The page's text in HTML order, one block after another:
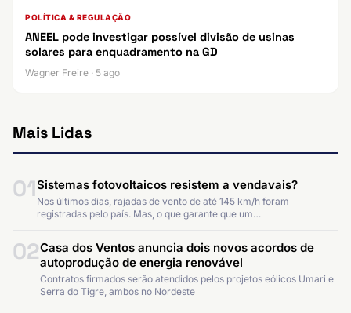
POLÍTICA & REGULAÇÃO
ANEEL pode investigar possível divisão de usinas
solares para enquadramento na GD
Wagner Freire · 5 ago
Mais Lidas
01Sistemas fotovoltaicos resistem a vendavais?
Nos últimos dias, rajadas de vento de até 145 km/h foram
registradas pelo país. Mas, o que garante que um…
02Casa dos Ventos anuncia dois novos acordos de
autoprodução de energia renovável
Contratos firmados serão atendidos pelos projetos eólicos Umari e
Serra do Tigre, ambos no Nordeste